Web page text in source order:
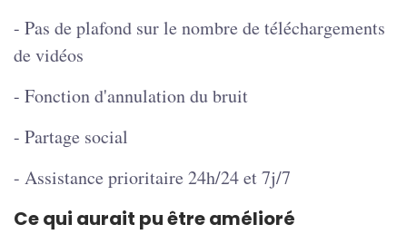
- Pas de plafond sur le nombre de téléchargements
de vidéos
- Fonction d'annulation du bruit
- Partage social
- Assistance prioritaire 24h/24 et 7j/7
Ce qui aurait pu être amélioré